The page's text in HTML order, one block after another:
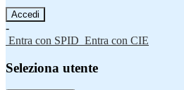
-
Entra con SPID Entra con CIE
Seleziona utente